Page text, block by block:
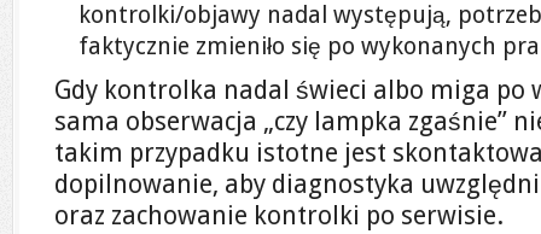
kontrolki/objawy nadal występują,
faktycznie zmieniło się po wykonanych
Gdy kontrolka nadal świeci albo miga po
sama obserwacja „czy lampka zgaśnie”
takim przypadku istotne jest
dopilnowanie, aby diagnostyka
oraz zachowanie kontrolki po serwisie.